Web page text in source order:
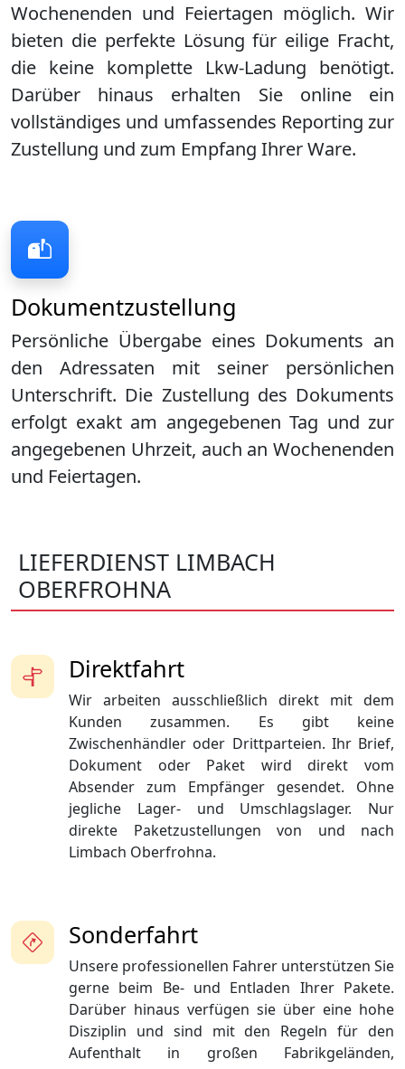
Dokumentzustellung
Persönliche Übergabe eines Dokuments an
den Adressaten mit seiner persönlichen
Unterschrift. Die Zustellung des Dokuments
erfolgt exakt am angegebenen Tag und zur
angegebenen Uhrzeit, auch an Wochenenden
und Feiertagen.
Wochenenden und Feiertagen möglich. Wir
bieten die perfekte Lösung für eilige Fracht,
die keine komplette Lkw-Ladung benötigt.
Darüber hinaus erhalten Sie online ein
vollständiges und umfassendes Reporting zur
Zustellung und zum Empfang Ihrer Ware.
LIEFERDIENST LIMBACH
OBERFROHNA
Sonderfahrt
Unsere professionellen Fahrer unterstützen Sie
gerne beim Be- und Entladen Ihrer Pakete.
Darüber hinaus verfügen sie über eine hohe
Disziplin und sind mit den Regeln für den
Aufenthalt in großen Fabrikgeländen,
Direktfahrt
Wir arbeiten ausschließlich direkt mit dem
Kunden zusammen. Es gibt keine
Zwischenhändler oder Drittparteien. Ihr Brief,
Dokument oder Paket wird direkt vom
Absender zum Empfänger gesendet. Ohne
jegliche Lager- und Umschlagslager. Nur
direkte Paketzustellungen von und nach
Limbach Oberfrohna.